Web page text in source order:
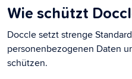
Wie schützt
Doccle setzt strenge
personenbezogenen Daten
schützen.